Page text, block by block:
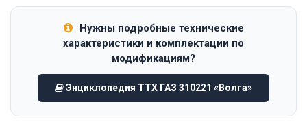
Нужны подробные технические
характеристики и комплектации по
модификациям?
Энциклопедия ТТХ ГАЗ 310221 «Волга»